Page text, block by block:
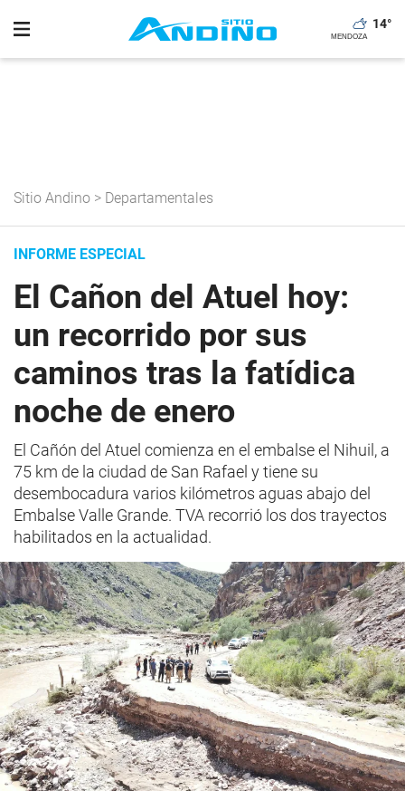
14°
Sitio Andino > Departamentales
INFORME ESPECIAL
El Cañon del Atuel hoy:
un recorrido por sus
caminos tras la fatídica
noche de enero
El Cañón del Atuel comienza en el embalse el Nihuil, a
75 km de la ciudad de San Rafael y tiene su
desembocadura varios kilómetros aguas abajo del
Embalse Valle Grande. TVA recorrió los dos trayectos
habilitados en la actualidad.